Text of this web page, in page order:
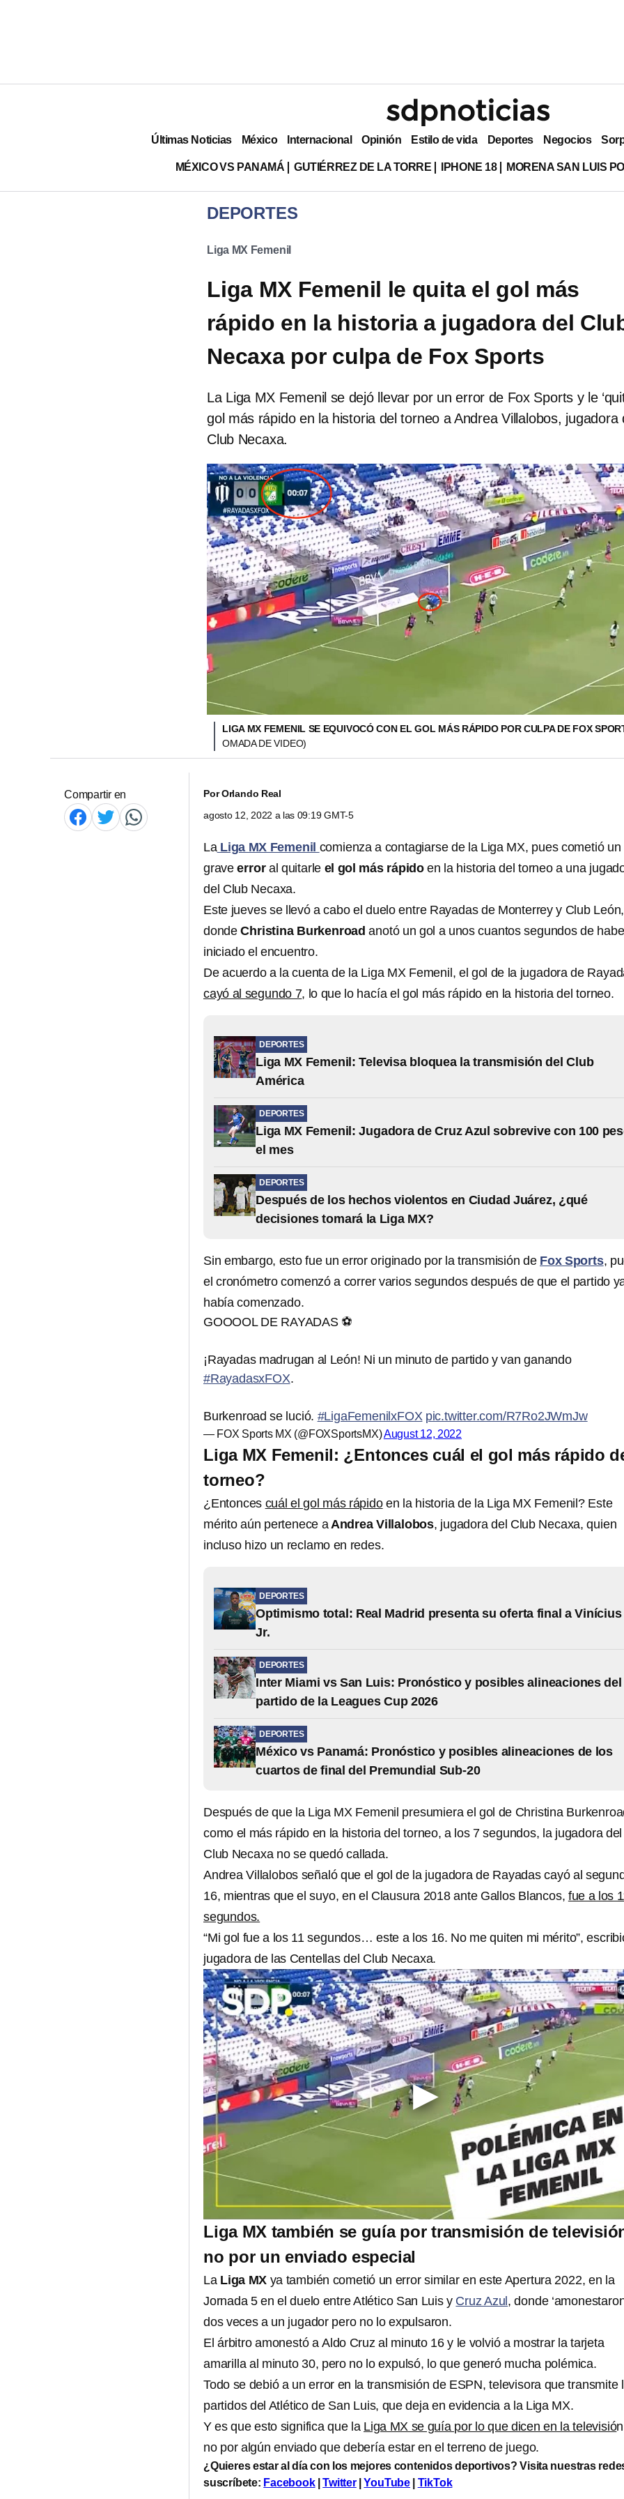
Últimas Noticias México Internacional Opinión Estilo de vida Deportes Negocios
MÉXICO VS PANAMÁ GUTIÉRREZ DE LA TORRE IPHONE 18 MORENA SAN LUIS
DEPORTES
Liga MX Femenil
Liga MX Femenil le quita el gol más
rápido en la historia a jugadora del
Necaxa por culpa de Fox Sports
La Liga MX Femenil se dejó llevar por un error de Fox Sports y le
gol más rápido en la historia del torneo a Andrea Villalobos, jugadora
Club Necaxa.
LIGA MX FEMENIL SE EQUIVOCÓ CON EL GOL MÁS RÁPIDO POR CULPA DE FOX
OMADA DE VIDEO)
Compartir en PorOrlando Real
agosto 12, 2022 a las 09:19 GMT-5
La Liga MX Femenil comienza a contagiarse de la Liga MX, pues cometió un
graveerroral quitarle el gol más rápidoen la historia del torneo a una
del Club Necaxa.
Este jueves se llevó a cabo el duelo entre Rayadas de Monterrey y Club León,
donde Christina Burkenroad anotó un gol a unos cuantos segundos de
iniciado el encuentro.
De acuerdo a la cuenta de la Liga MX Femenil, el gol de la jugadora de
cayó al segundo 7, lo que lo hacía el gol más rápido en la historia del torneo.
DEPORTES
Liga MX Femenil: Televisa bloquea la transmisión del Club
América
DEPORTES
Liga MX Femenil: Jugadora de Cruz Azul sobrevive con 100
el mes
DEPORTES
Después de los hechos violentos en Ciudad Juárez, ¿qué
decisiones tomará la Liga MX?
Sin embargo, esto fue un error originado por la transmisión de Fox Sports,
el cronómetro comenzó a correr varios segundos después de que el partido
había comenzado.
GOOOOL DE RAYADAS ⚽
¡Rayadas madrugan al León! Ni un minuto de partido y van ganando
#RayadasxFOX.
Burkenroad se lució. #LigaFemenilxFOX pic.twitter.com/R7Ro2JWmJw
— FOX Sports MX (@FOXSportsMX)August 12, 2022
Liga MX Femenil: ¿Entonces cuál el gol más rápido
torneo?
¿Entonces cuál el gol más rápidoen la historia de la Liga MX Femenil? Este
mérito aún pertenece aAndrea Villalobos, jugadora del Club Necaxa, quien
incluso hizo un reclamo en redes.
DEPORTES
Optimismo total: Real Madrid presenta su oferta final a Vinícius
Jr.
DEPORTES
Inter Miami vs San Luis: Pronóstico y posibles alineaciones del
partido de la Leagues Cup 2026
DEPORTES
México vs Panamá: Pronóstico y posibles alineaciones de los
cuartos de final del Premundial Sub-20
Después de que la Liga MX Femenil presumiera el gol de Christina
como el más rápido en la historia del torneo, a los 7 segundos, la jugadora del
Club Necaxa no se quedó callada.
Andrea Villalobos señaló que el gol de la jugadora de Rayadas cayó al
16, mientras que el suyo, en el Clausura 2018 ante Gallos Blancos, fue a los
segundos.
“Mi gol fue a los 11 segundos… este a los 16. No me quiten mi mérito”,
jugadora de las Centellas del Club Necaxa.
Liga MX también se guía por transmisión de
no por un enviado especial
La Liga MX ya también cometió un error similar en este Apertura 2022, en la
Jornada 5 en el duelo entre Atlético San Luis y Cruz Azul , donde
dos veces a un jugador pero no lo expulsaron.
El árbitro amonestó a Aldo Cruz al minuto 16 y le volvió a mostrar la tarjeta
amarilla al minuto 30, pero no lo expulsó, lo que generó mucha polémica.
Todo se debió a un error en la transmisión de ESPN, televisora que transmite
partidos del Atlético de San Luis, que deja en evidencia a la Liga MX.
Y es que esto significa que la Liga MX se guía por lo que dicen en la televisió
no por algún enviado que debería estar en el terreno de juego.
¿Quieres estar al día con los mejores contenidos deportivos? Visita nuestras
suscríbete: Facebook|Twitter|YouTube TikTok